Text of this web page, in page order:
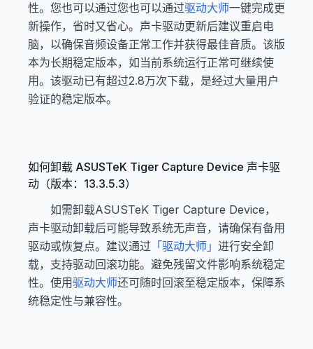
性。您也可以通过您也可以通过驱动大师一键完成更
新操作，省时又省心。声卡驱动更新后建议重启电
脑，以确保音频设备正常工作并获得最佳音质。该版
本为长期稳定版本，如当前系统运行正常可继续使
用。该驱动已有超过2.8万次下载，是经过大量用户
验证的稳定版本。
如何卸载 ASUSTeK Tiger Capture Device 声卡驱
动（版本：13.3.5.3）
如需卸载ASUSTeK Tiger Capture Device，
声卡驱动卸载后可能导致系统无声音，请确保有备用
驱动或恢复点。建议通过 「驱动大师」 进行安全卸
载，支持驱动回滚功能。避免残留文件影响系统稳定
性。使用驱动大师还可随时回滚至稳定版本，保障系
统稳定性与兼容性。